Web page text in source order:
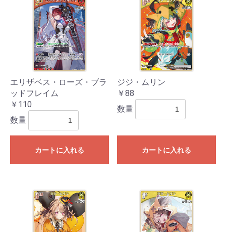
エリザベス・ローズ・ブラ
ッドフレイム
￥110
数量
カートに入れる
ジジ・ムリン
￥88
数量
カートに入れる